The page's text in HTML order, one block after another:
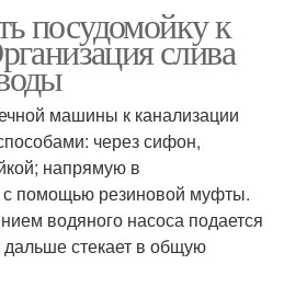
посудомойку к
слива
машины к канализации
через сифон,
напрямую в
с помощью резиновой муфты.
водяного насоса подается
стекает в общую